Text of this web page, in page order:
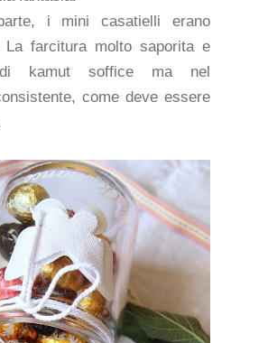
i mini casatielli erano
La farcitura molto saporita e
di kamut soffice ma nel
come deve essere